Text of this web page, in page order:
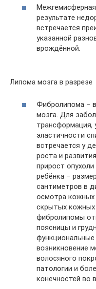
результате
встречается
указанной
врождённой.
Липома мозга в разрезе
Фибролипома –
мозга. Для
трансформация,
эластичности
встречается у
роста и
прирост
ребёнка –
сантиметров в
осмотра кожных
скрытых
фибролипомы
поясницы и
функциональные
возникновение
волосяного
патологии и
конечностей во